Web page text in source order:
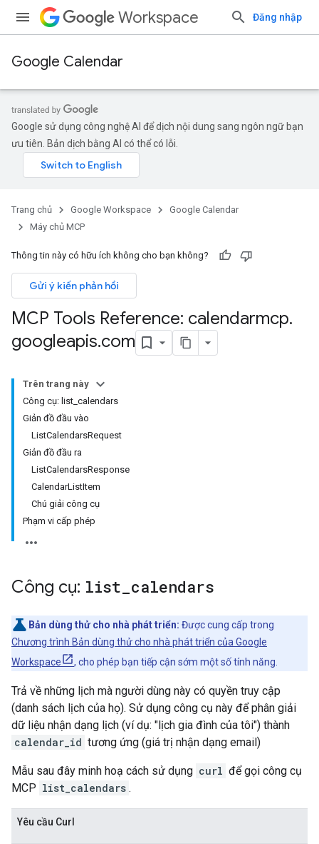
Workspace Đăng nhập
Google Calendar
Google sử dụng công nghệ AI để dịch nội dung sang ngôn ngữ bạn
ưu tiên. Bản dịch bằng AI có thể có lỗi.
Trang chủ Google Workspace
Google Calendar
Máy chủ MCP
Thông tin này có hữu ích không cho bạn không?
Gửi ý kiến phản hồi
MCP Tools Reference: calendarmcp.
googleapis.com
Trên trang này
Công cụ: list_calendars
Giản đồ đầu vào
ListCalendarsRequest
Giản đồ đầu ra
ListCalendarsResponse
CalendarListItem
Chú giải công cụ
Phạm vi cấp phép
Công cụ: list calendars
Bản dùng thử cho nhà phát triển: Được cung cấp trong
Chương trình Bản dùng thử cho nhà phát triển của Google
Workspace
, cho phép bạn tiếp cận sớm một số tính năng.
Trả về những lịch mà người dùng này có quyền truy cập
(danh sách lịch của họ). Sử dụng công cụ này để phân giải
dữ liệu nhận dạng lịch (ví dụ: "lịch gia đình của tôi") thành
calendar_id tương ứng (giá trị nhận dạng email)
Mẫu sau đây minh hoạ cách sử dụng curl để gọi công cụ
MCP list_calendars .
Yêu cầu Curl